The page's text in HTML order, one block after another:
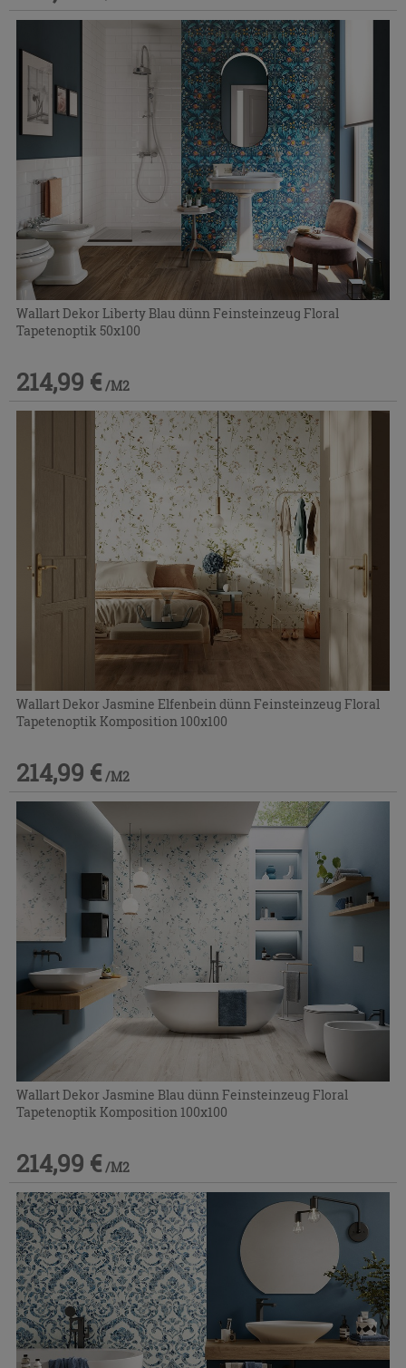
Wallart Dekor Liberty Blau dünn Feinsteinzeug Floral
Tapetenoptik 50x100
214,99 € /M2
Wallart Dekor Jasmine Elfenbein dünn Feinsteinzeug Floral
Tapetenoptik Komposition 100x100
214,99 € /M2
Wallart Dekor Jasmine Blau dünn Feinsteinzeug Floral
Tapetenoptik Komposition 100x100
214,99 € /M2